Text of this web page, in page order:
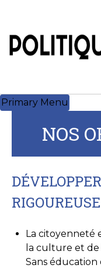
content
Primary Menu
NOS
La citoyenneté
la culture et
Sans éducation